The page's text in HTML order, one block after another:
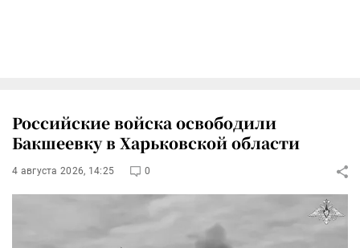
Российские войска освободили
Бакшеевку в Харьковской области
4 августа 2026, 14:25 0